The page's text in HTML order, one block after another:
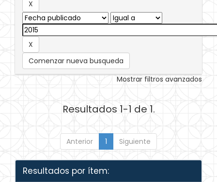
Comenzar nueva busqueda
Mostrar filtros avanzados
Resultados 1-1 de 1.
Anterior 1 Siguiente
Resultados por ítem: